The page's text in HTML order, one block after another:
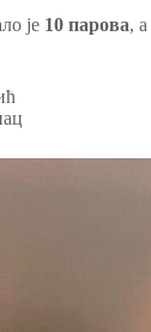
је 10 парова, а